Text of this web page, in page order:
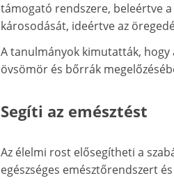
támogató rendszere, beleértve
károsodását, ideértve az
A tanulmányok kimutatták, hogy
övsömör és bőrrák
Segíti az emésztést
Az élelmi rost elősegítheti a
egészséges emésztőrendszert